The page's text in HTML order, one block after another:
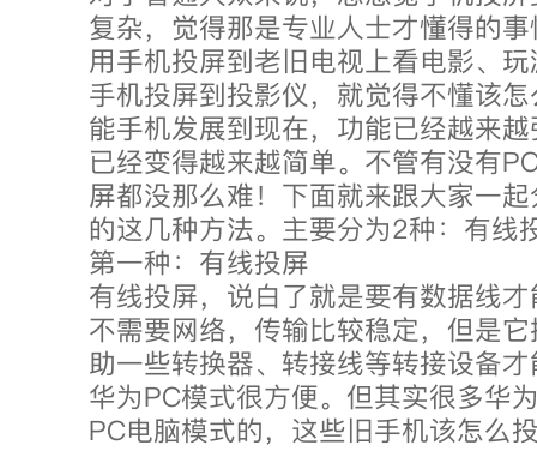
复杂，觉得那是专业人士才懂得的
用手机投屏到老旧电视上看电影、
手机投屏到投影仪，就觉得不懂该
能手机发展到现在，功能已经越来
已经变得越来越简单。不管有没有
屏都没那么难！下面就来跟大家一
的这几种方法。主要分为2种：有线
第一种：有线投屏
有线投屏，说白了就是要有数据线
不需要网络，传输比较稳定，但是
助一些转换器、转接线等转接设备
华为PC模式很方便。但其实很多华
PC电脑模式的，这些旧手机该怎么